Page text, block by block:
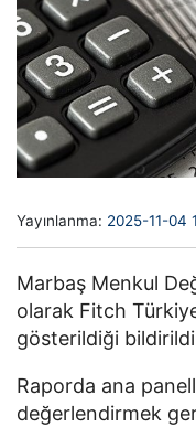
Yayınlanma: 2025-11-04
Marbaş Menkul
olarak Fitch Türkiye
gösterildiği
Raporda ana
değerlendirmek